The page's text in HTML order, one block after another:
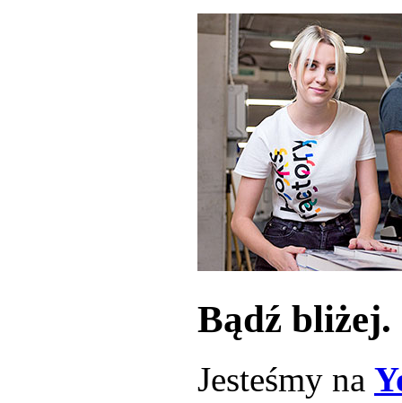
Bądź bliżej.
Jesteśmy na